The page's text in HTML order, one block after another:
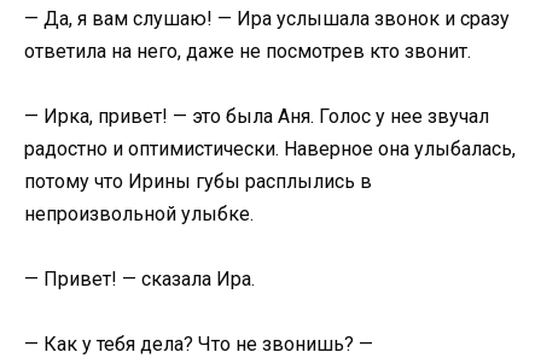
— Да, я вам слушаю! — Ира услышала звонок и сразу
ответила на него, даже не посмотрев кто звонит.
— Ирка, привет! — это была Аня. Голос у нее звучал
радостно и оптимистически. Наверное она улыбалась,
потому что Ирины губы расплылись в
непроизвольной улыбке.
— Привет! — сказала Ира.
— Как у тебя дела? Что не звонишь? —